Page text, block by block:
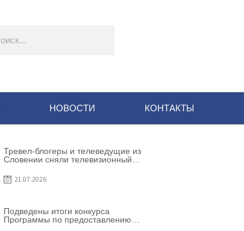
НОВОСТИ КОНТАКТЫ
Тревел-блогеры и телеведущие из
Словении сняли телевизионный
21.07.2026
Подведены итоги конкурса
Программы по предоставлению